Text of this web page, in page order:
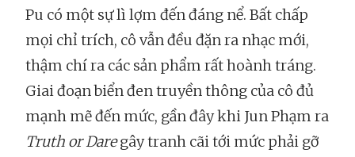
Pu có một sự lì lợm đến đáng nể. Bất chấp
mọi chỉ trích, cô vẫn đều đặn ra nhạc mới,
thậm chí ra các sản phẩm rất hoành tráng.
Giai đoạn biển đen truyền thông của cô đủ
mạnh mẽ đến mức, gần đây khi Jun Phạm ra
Truth or Daregây tranh cãi tới mức phải gỡ